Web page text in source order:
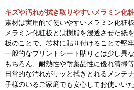
キズや汚れが拭き取りやすいメラミン化
素材は実用的で使いやすいメラミン化粧板
メラミン化粧板とは樹脂を浸透させた紙
板のことで、芯材に貼り付けることで堅
一般的なプリントシート貼りとは少し異
もちろん、耐熱性や耐薬品性に優れ清掃等
日常的な汚れがサッと拭きとれるメンテ
子様のいるご家庭でも安心してお使いいた